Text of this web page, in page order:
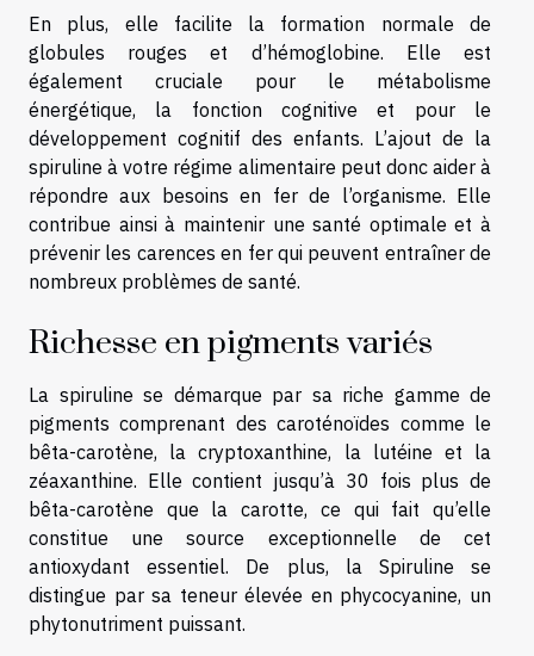
En plus, elle facilite la formation normale de
globules rouges et d’hémoglobine. Elle est
également cruciale pour le métabolisme
énergétique, la fonction cognitive et pour le
développement cognitif des enfants. L’ajout de la
spiruline à votre régime alimentaire peut donc aider à
répondre aux besoins en fer de l’organisme. Elle
contribue ainsi à maintenir une santé optimale et à
prévenir les carences en fer qui peuvent entraîner de
nombreux problèmes de santé.
Richesse en pigments variés
La spiruline se démarque par sa riche gamme de
pigments comprenant des caroténoïdes comme le
bêta-carotène, la cryptoxanthine, la lutéine et la
zéaxanthine. Elle contient jusqu’à 30 fois plus de
bêta-carotène que la carotte, ce qui fait qu’elle
constitue une source exceptionnelle de cet
antioxydant essentiel. De plus, la Spiruline se
distingue par sa teneur élevée en phycocyanine, un
phytonutriment puissant.